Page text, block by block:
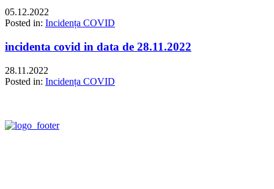
05.12.2022
Posted in: Incidența COVID
incidenta covid in data de 28.11.2022
28.11.2022
Posted in: Incidența COVID